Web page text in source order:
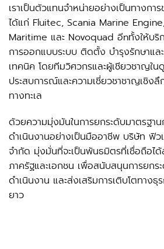
เราเป็นตัวแทนจำหน่ายอย่างเป็นทางกา
ได้แก่ Fluitec, Scania Marine
Maritime และ Novoquad อีnทั้งให้บริ
การออกแบบระบบ ติดตั้ง บำรุงรักษาแล
เทคนิค โดยทีมวิศวกรและผู้เชียวชาญใ
ประสบการณ์และความเชี่ยวชาชาญเชิง
ทางทะเล
ด้วยความมุ่งมันในการยกระดับมาตรฐาน
ดำเนินงานอย่างเป็นมืออาชีพ บริษัท ฟิว
จำกัด มุ่งมั่นที่จะเป็นพันธมิตรที่เชื่อถือไ
ภาครัฐและเอกชน เพื่อสนับสนุนการยกร
ดำเนินงาน และส่งเสริมการเติบโตทางธุ
ยาว